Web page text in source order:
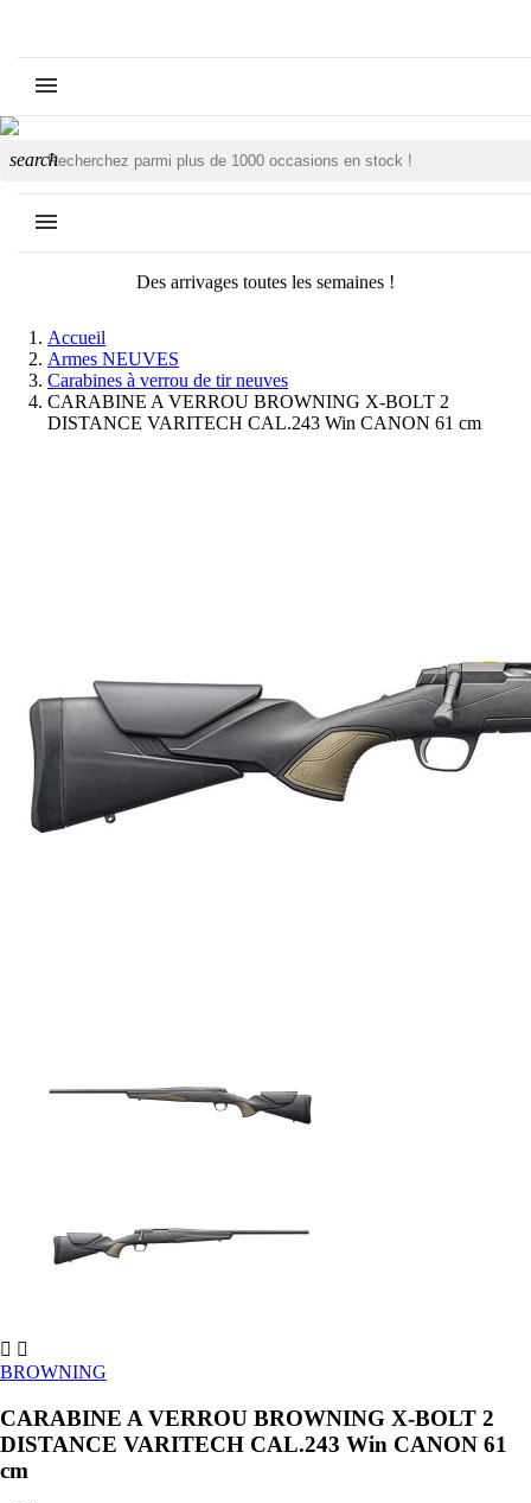
search
Des arrivages toutes les semaines !
Accueil
Armes NEUVES
Carabines à verrou de tir neuves
CARABINE A VERROU BROWNING X-BOLT 2
DISTANCE VARITECH CAL.243 Win CANON 61 cm
 
BROWNING
CARABINE A VERROU BROWNING X-BOLT 2
DISTANCE VARITECH CAL.243 Win CANON 61
cm